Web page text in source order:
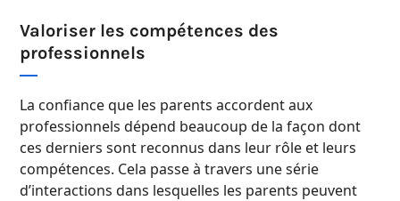
Valoriser les compétences des
professionnels
La confiance que les parents accordent aux
professionnels dépend beaucoup de la façon dont
ces derniers sont reconnus dans leur rôle et leurs
compétences. Cela passe à travers une série
d’interactions dans lesquelles les parents peuvent